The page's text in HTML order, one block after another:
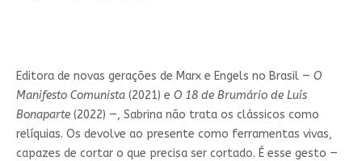
Editora de novas gerações de Marx e Engels no Brasil — O
Manifesto Comunista(2021) e O 18 de Brumário de Luís
Bonaparte(2022) —, Sabrina não trata os clássicos como
relíquias. Os devolve ao presente como ferramentas vivas,
capazes de cortar o que precisa ser cortado. É esse gesto —